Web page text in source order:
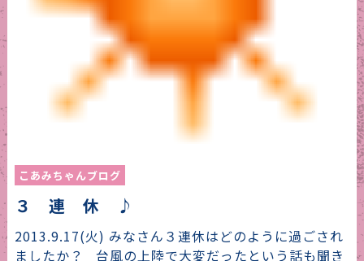
こあみちゃんブログ
３ 連 休 ♪
2013.9.17(火) みなさん３連休はどのように過ごされ
ましたか？ 台風の上陸で大変だったという話も聞き